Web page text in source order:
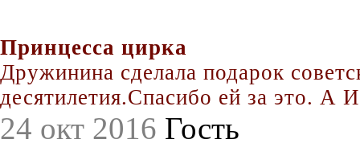
Принцесса цирка
Дружинина сделала подарок
десятилетия.Спасибо ей за это. А
24 окт 2016 Гость